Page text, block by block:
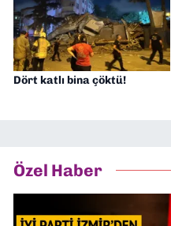
Dört katlı bina çöktü!
Özel Haber